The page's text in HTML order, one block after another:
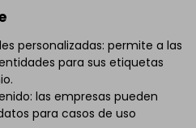
personalizadas: permite a las
para sus etiquetas
las empresas pueden
para casos de uso